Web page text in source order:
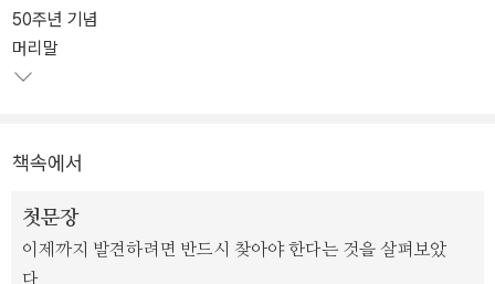
50주년 기념
머리말
책속에서
첫문장
이제까지 발견하려면 반드시 찾아야 한다는 것을 살펴보았
다.